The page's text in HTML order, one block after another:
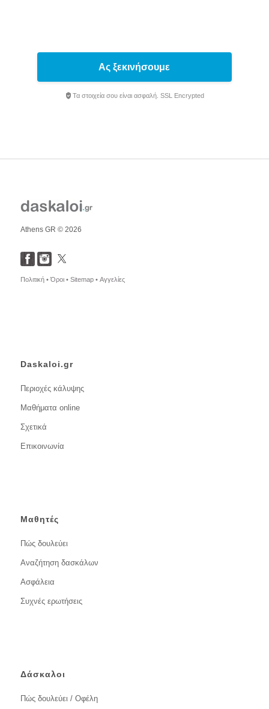
Ας ξεκινήσουμε
Τα στοιχεία σου είναι ασφαλή. SSL Encrypted
Athens GR © 2026
Πολιτική •Όροι • Sitemap • Αγγελίες
Daskaloi.gr
Περιοχές κάλυψης
Μαθήματα online
Σχετικά
Επικοινωνία
Μαθητές
Πώς δουλεύει
Αναζήτηση δασκάλων
Ασφάλεια
Συχνές ερωτήσεις
Δάσκαλοι
Πώς δουλεύει / Οφέλη